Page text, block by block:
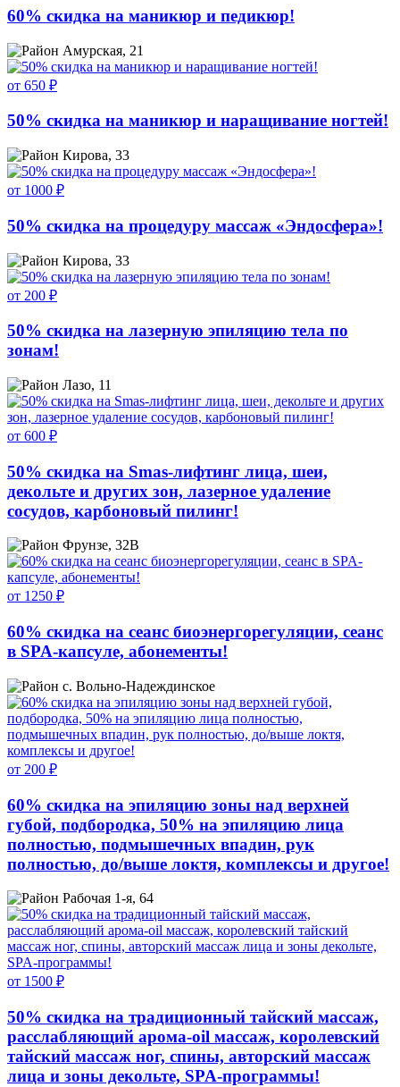
60% скидка на маникюр и педикюр!
Амурская, 21
от 650 ₽
50% скидка на маникюр и наращивание ногтей!
Кирова, 33
от 1000 ₽
50% скидка на процедуру массаж «Эндосфера»!
Кирова, 33
от 200 ₽
50% скидка на лазерную эпиляцию тела по
зонам!
Лазо, 11
от 600 ₽
50% скидка на Smas-лифтинг лица, шеи,
декольте и других зон, лазерное удаление
сосудов, карбоновый пилинг!
Фрунзе, 32В
от 1250 ₽
60% скидка на сеанс биоэнергорегуляции, сеанс
в SPA-капсуле, абонементы!
с. Вольно-Надеждинское
от 200 ₽
60% скидка на эпиляцию зоны над верхней
губой, подбородка, 50% на эпиляцию лица
полностью, подмышечных впадин, рук
полностью, до/выше локтя, комплексы и другое!
Рабочая 1-я, 64
от 1500 ₽
50% скидка на традиционный тайский массаж,
расслабляющий арома-oil массаж, королевский
тайский массаж ног, спины, авторский массаж
лица и зоны декольте, SPA-программы!